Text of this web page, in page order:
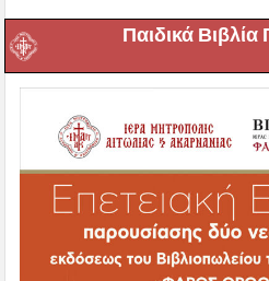
Παιδικά